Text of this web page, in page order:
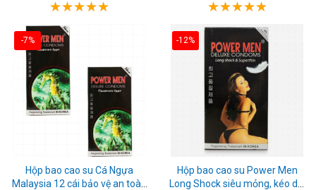
-7%
Hộp bao cao su Cá Ngựa
Malaysia 12 cái bảo vệ an toàn
-12%
Hộp bao cao su Power Men
Long Shock siêu mỏng, kéo dài